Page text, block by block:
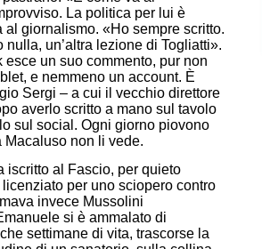
La politica per lui è
giornalismo. «Ho sempre scritto.
nulla, un’altra lezione di Togliatti».
un suo commento, pur non
e nemmeno un account. È
Sergi – a cui il vecchio direttore
averlo scritto a mano sul tavolo
sul social. Ogni giorno piovono
non li vede.
iscritto al Fascio, per quieto
per uno sciopero contro
invece Mussolini
si è ammalato di
settimane di vita, trascorse la